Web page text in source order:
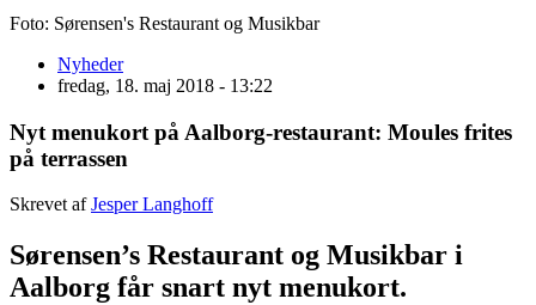
Foto: Sørensen's Restaurant og Musikbar
Nyheder
fredag, 18. maj 2018 - 13:22
Nyt menukort på Aalborg-restaurant: Moules frites
på terrassen
Skrevet afJesper Langhoff
Sørensen’s Restaurant og Musikbar i
Aalborg får snart nyt menukort.